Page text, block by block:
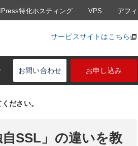
特化ホスティング VPS アフ
サービスサイトはこちら
お問い合わせ お申し込み
ださい。
SSL」の違いを教